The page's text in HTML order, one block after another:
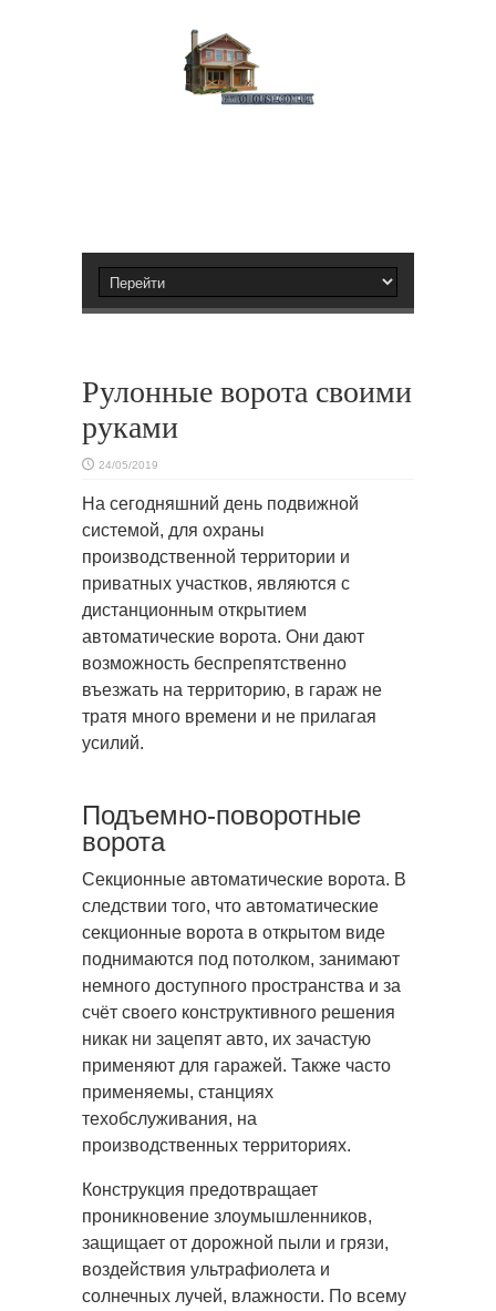
Рулонные ворота своими
руками
24/05/2019
На сегодняшний день подвижной
системой, для охраны
производственной территории и
приватных участков, являются с
дистанционным открытием
автоматические ворота. Они дают
возможность беспрепятственно
въезжать на территорию, в гараж не
тратя много времени и не прилагая
усилий.
Подъемно-поворотные
ворота
Секционные автоматические ворота. В
следствии того, что автоматические
секционные ворота в открытом виде
поднимаются под потолком, занимают
немного доступного пространства и за
счёт своего конструктивного решения
никак ни зацепят авто, их зачастую
применяют для гаражей. Также часто
применяемы, станциях
техобслуживания, на
производственных территориях.
Конструкция предотвращает
проникновение злоумышленников,
защищает от дорожной пыли и грязи,
воздействия ультрафиолета и
солнечных лучей, влажности. По всему